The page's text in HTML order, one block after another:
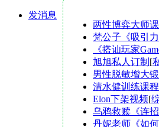
发消息
两性博弈大师课
梵公子《吸引
《搭讪玩家
旭旭私人订制 [
男性脱敏增大
清水健训练课
Elon下架视频[
乌鸦救赎《连招
丹妮老师《如